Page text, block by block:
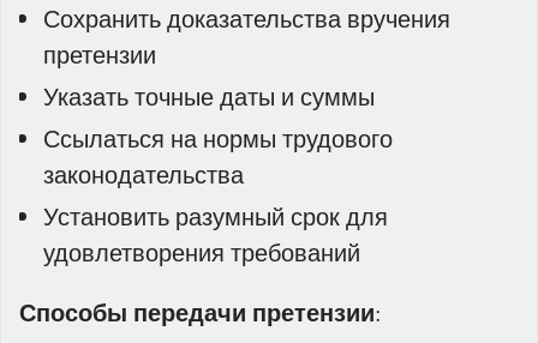
Сохранить доказательства вручения
претензии
Указать точные даты и суммы
Ссылаться на нормы трудового
законодательства
Установить разумный срок для
удовлетворения требований
Способы передачи претензии: